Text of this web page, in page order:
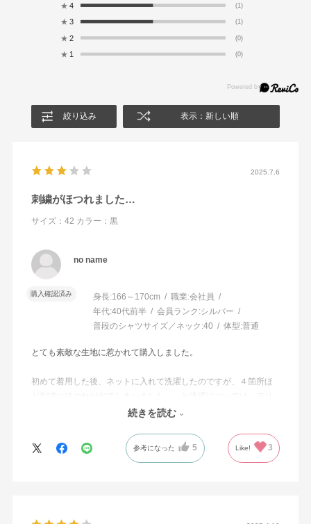
★ 4 (1)
★ 3 (1)
★ 2 (0)
★ 1 (0)
絞り込み 表示：新しい順
2025.7.6
刺繍がほつれました…
サイズ：42 カラー：黒
no name
購入確認済み 身長:166～170cm 職業:会社員
年代:40代前半 会員ランク:シルバー
普段のシャツサイズ／ネック:40 体型:普通
とても素敵な生地に惹かれて購入しました。
初めて着用した後、ネットに入れて洗濯したのですが、４箇所ほ
ケートモードか、手洗いのほうが良さそうです。
続きを読む
参考になった 5 Like! 3